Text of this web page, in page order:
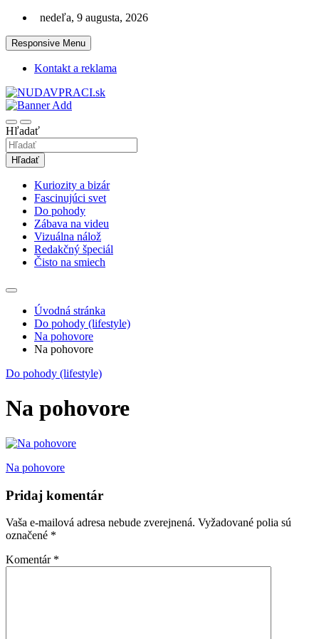
Skip
content
nedeľa, 9 augusta, 2026
Responsive Menu
Kontakt a reklama
nudaVpráci.sk
Hľadať
Hľadať
Kuriozity a bizár
Fascinujúci svet
Do pohody
Zábava na videu
Vizuálna nálož
Redakčný špeciál
Čisto na smiech
Úvodná stránka
Do pohody (lifestyle)
Na pohovore
Na pohovore
Do pohody (lifestyle)
Na pohovore
Navigácia
v
článku
Na pohovore
Pridaj komentár
Vaša e-mailová adresa nebude zverejnená. Vyžadované polia sú
označené *
Komentár *